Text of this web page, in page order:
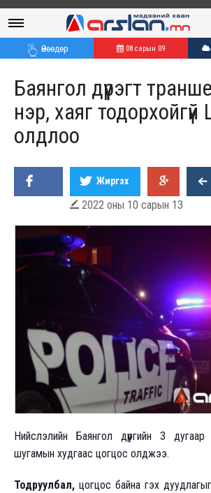
Өнөөдөр 08 сарын 09
Баянгол дүүрэгт
нэр, хаяг
олдлоо
Жиргэх
 2022 оны 10 сарын 13
Нийслэлийн Баянгол
дүүргийн 3
шугамын худгаас цогцос олджээ.
Тодруулбал, цогцос байна гэх